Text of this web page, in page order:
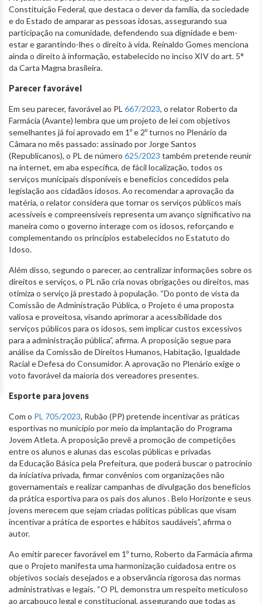
Constituição Federal, que destaca o dever da família, da sociedade
e do Estado de amparar as pessoas idosas, assegurando sua
participação na comunidade, defendendo sua dignidade e bem-
estar e garantindo-lhes o direito à vida. Reinaldo Gomes menciona
ainda o direito à informação, estabelecido no inciso XIV do art. 5°
da Carta Magna brasileira.
Parecer favorável
Em seu parecer, favorável ao PL667/2023, o relator Roberto da
Farmácia (Avante) lembra que um projeto de lei com objetivos
semelhantes já foi aprovado em 1º e 2º turnos no Plenário da
Câmara no mês passado: assinado por Jorge Santos
(Republicanos), o PL de número 625/2023 também pretende reunir
na internet, em aba específica, de fácil localização, todos os
serviços municipais disponíveis e benefícios concedidos pela
legislação aos cidadãos idosos. Ao recomendar a aprovação da
matéria, o relator considera que tornar os serviços públicos mais
acessíveis e compreensíveis representa um avanço significativo na
maneira como o governo interage com os idosos, reforçando e
complementando os princípios estabelecidos no Estatuto do
Idoso.
Além disso, segundo o parecer, ao centralizar informações sobre os
direitos e serviços, o PL não cria novas obrigações ou direitos, mas
otimiza o serviço já prestado à população. “Do ponto de vista da
Comissão de Administração Pública, o Projeto é uma proposta
valiosa e proveitosa, visando aprimorar a acessibilidade dos
serviços públicos para os idosos, sem implicar custos excessivos
para a administração pública”, afirma. A proposição segue para
análise da Comissão de Direitos Humanos, Habitação, Igualdade
Racial e Defesa do Consumidor. A aprovação no Plenário exige o
voto favorável da maioria dos vereadores presentes.
Esporte para jovens
Com o PL 705/2023, Rubão (PP) pretende incentivar as práticas
esportivas no município por meio da implantação do Programa
Jovem Atleta. A proposição prevê a promoção de competições
entre os alunos e alunas das escolas públicas e privadas
da Educação Básica pela Prefeitura, que poderá buscar o patrocínio
da iniciativa privada, firmar convênios com organizações não
governamentais e realizar campanhas de divulgação dos benefícios
da prática esportiva para os pais dos alunos . Belo Horizonte e seus
jovens merecem que sejam criadas políticas públicas que visam
incentivar a prática de esportes e hábitos saudáveis”, afirma o
autor.
Ao emitir parecer favorável em 1º turno, Roberto da Farmácia afirma
que o Projeto manifesta uma harmonização cuidadosa entre os
objetivos sociais desejados e a observância rigorosa das normas
administrativas e legais. “O PL demonstra um respeito meticuloso
ao arcabouço legal e constitucional, assegurando que todas as